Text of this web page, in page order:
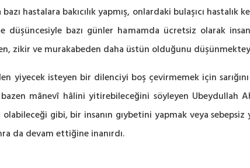
hastalara bakıcılık yapmış, onlardaki bulaşıcı
bazı günler hamamda ücretsiz olarak
zikir ve murakabeden daha üstün olduğunu
yiyecek isteyen bir dilenciyi boş çevirmemek için
mânevî hâlini yitirebileceğini söyleyen Ubeydullah
gibi, bir insanın gıybetini yapmak veya
da devam ettiğine inanırdı.